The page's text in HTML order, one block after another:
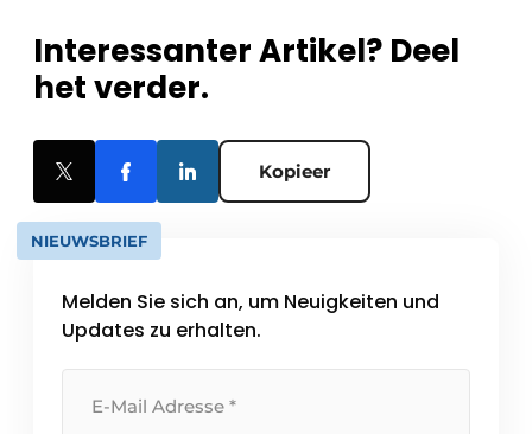
Interessanter Artikel? Deel
het verder.
Kopieer
NIEUWSBRIEF
Melden Sie sich an, um Neuigkeiten und
Updates zu erhalten.